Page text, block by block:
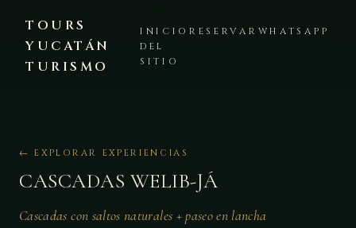
TOURS
YUCATÁN
TURISMO
INICIO
DEL
SITIO
RESERVAR WHATSAPP
PLATAFORMA VERIFICADA · 💬 WHATSAPP +52 999 225 8441
← EXPLORAR EXPERIENCIAS
CASCADAS WELIB-JÁ
Cascadas con saltos naturales + paseo en lancha